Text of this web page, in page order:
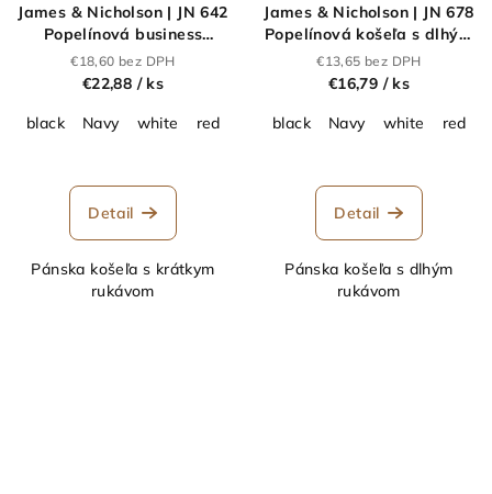
James & Nicholson | JN 642
Popelínová business
košeľa s dlhým
rukávom_02.0642
€18,60 bez DPH
€22,88 / ks
black
Navy white red royal wine Carbon steel
Detail
Pánska košeľa s krátkym
rukávom
James & Nicholson | JN 678
Popelínová košeľa s dlhým
rukávom_02.0678
€13,65 bez DPH
€16,79 / ks
black
Navy white red
Detail
Pánska košeľa s dlhým
rukávom